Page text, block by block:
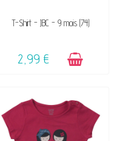
DISPONIBLE
T-Shirt - JBC - 9 mois (74)
2,99 €